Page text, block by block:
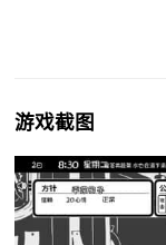
游戏截图